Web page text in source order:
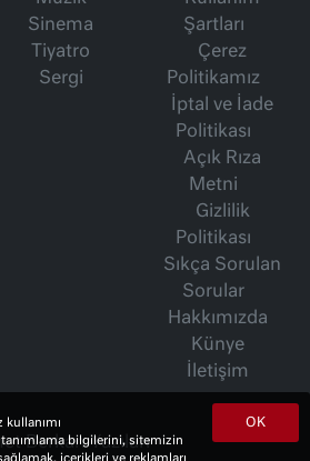
Sinema
Tiyatro
Sergi
Şartları
Çerez
Politikamız
İptal ve İade
Politikası
Açık Rıza
Metni
Gizlilik
Politikası
Sıkça Sorulan
Sorular
Hakkımızda
Künye
İletişim
Berkan Yazıları
OK
kullanımı
bilgilerini, sitemizin
içerikleri ve reklamları